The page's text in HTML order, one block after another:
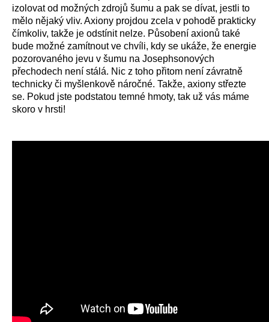
izolovat od možných zdrojů šumu a pak se dívat, jestli to
mělo nějaký vliv. Axiony projdou zcela v pohodě prakticky
čímkoliv, takže je odstínit nelze. Působení axionů také
bude možné zamítnout ve chvíli, kdy se ukáže, že energie
pozorovaného jevu v šumu na Josephsonových
přechodech není stálá. Nic z toho přitom není závratně
technicky či myšlenkově náročné. Takže, axiony střezte
se. Pokud jste podstatou temné hmoty, tak už vás máme
skoro v hrsti!